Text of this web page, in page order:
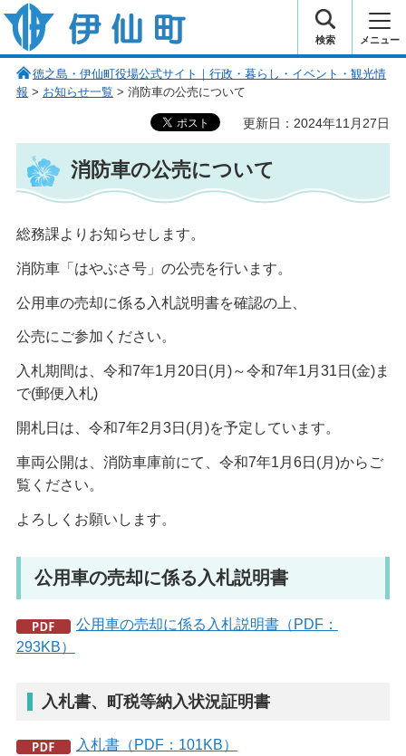
伊仙町 健康・長寿と子宝の町
検索 メニュー
徳之島・伊仙町役場公式サイト｜行政・暮らし・イベント・観光情
報 > お知らせ一覧 > 消防車の公売について
更新日：2024年11月27日
消防車の公売について
総務課よりお知らせします。
消防車「はやぶさ号」の公売を行います。
公用車の売却に係る入札説明書を確認の上、
公売にご参加ください。
入札期間は、令和7年1月20日(月)～令和7年1月31日(金)ま
で(郵便入札)
開札日は、令和7年2月3日(月)を予定しています。
車両公開は、消防車庫前にて、令和7年1月6日(月)からご
覧ください。
よろしくお願いします。
公用車の売却に係る入札説明書
公用車の売却に係る入札説明書（PDF：
293KB）
入札書、町税等納入状況証明書
入札書（PDF：101KB）